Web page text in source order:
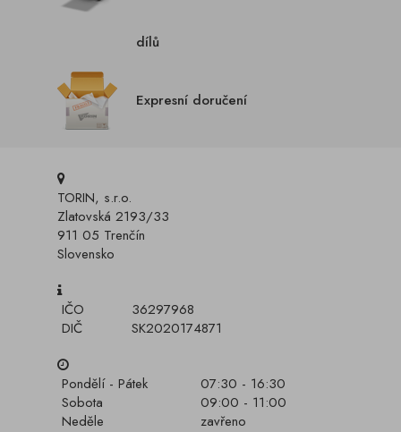
dílů
Expresní doručení
TORIN, s.r.o.
Zlatovská 2193/33
911 05 Trenčín
Slovensko
IČO
36297968
DIČ
SK2020174871
Pondělí - Pátek
07:30 - 16:30
Sobota
09:00 - 11:00
Neděle
zavřeno